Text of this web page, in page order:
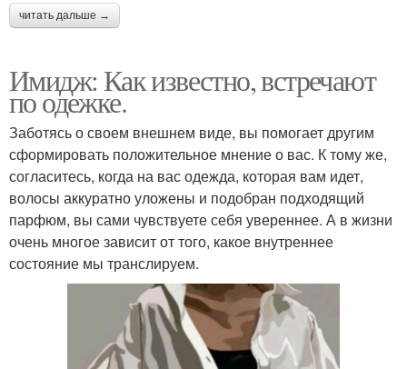
читать дальше →
Имидж: Как известно, встречают
по одежке.
Заботясь о своем внешнем виде, вы помогает другим
сформировать положительное мнение о вас. К тому же,
согласитесь, когда на вас одежда, которая вам идет,
волосы аккуратно уложены и подобран подходящий
парфюм, вы сами чувствуете себя увереннее. А в жизни
очень многое зависит от того, какое внутреннее
состояние мы транслируем.